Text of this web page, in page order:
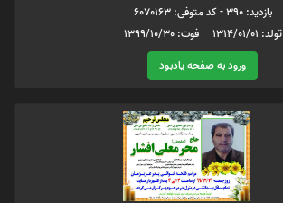
بازدید: 390 - کد متوفی: 6070163
تولد: 1314/01/01 فوت: 1399/10/30
ورود به صفحه یادبود